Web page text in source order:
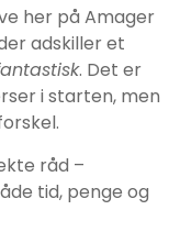
her på Amager
adskiller et
. Det er
i starten, men
råd –
tid, penge og